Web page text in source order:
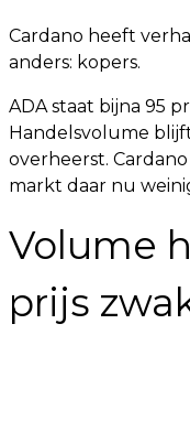
Cardano heeft
anders: kopers.
ADA staat bijna 95
Handelsvolume
overheerst.
markt daar nu
Volume
prijs